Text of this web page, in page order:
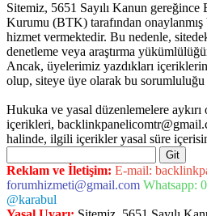
Sitemiz, 5651 Sayılı Kanun
Kurumu (BTK) tarafından onaylanmış
hizmet vermektedir. Bu nedenle,
denetleme veya araştırma
Ancak, üyelerimiz yazdıkları
olup, siteye üye olarak bu sorumluluğu
Hukuka ve yasal düzenlemelere
içerikleri,
halinde, ilgili içerikler yasal süre
giriş
Reklam ve İletişim: E-mail:
forumhizmeti@gmail.com Whatsapp:
@karabul